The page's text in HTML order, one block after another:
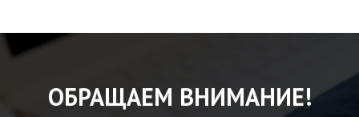
ОБРАЩАЕМ ВНИМАНИЕ!